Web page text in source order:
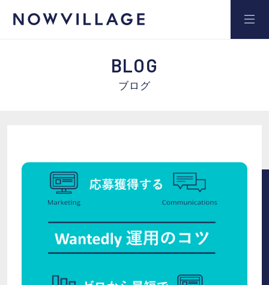
BLOG
ブログ
セミナー
ブログ
お役立ち資料